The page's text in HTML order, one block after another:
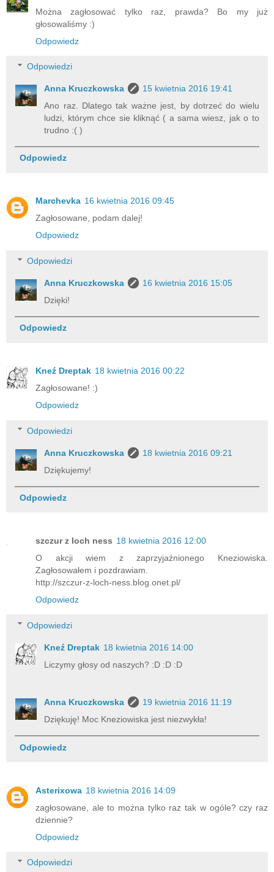
Można zagłosować tylko raz, prawda? Bo my już
głosowaliśmy :)
Odpowiedz
Odpowiedzi
Anna Kruczkowska
15 kwietnia 2016 19:41
Ano raz. Dlatego tak ważne jest, by dotrzeć do wielu
ludzi, którym chce sie kliknąć ( a sama wiesz, jak o to
trudno :( )
Odpowiedz
Marchevka 16 kwietnia 2016 09:45
Zagłosowane, podam dalej!
Odpowiedz
Odpowiedzi
Anna Kruczkowska
16 kwietnia 2016 15:05
Dzięki!
Odpowiedz
Kneź Dreptak 18 kwietnia 2016 00:22
Zagłosowane! :)
Odpowiedz
Odpowiedzi
Anna Kruczkowska
18 kwietnia 2016 09:21
Dziękujemy!
Odpowiedz
szczur z loch ness 18 kwietnia 2016 12:00
O akcji wiem z zaprzyjaźnionego Kneziowiska.
Zagłosowałem i pozdrawiam.
http://szczur-z-loch-ness.blog.onet.pl/
Odpowiedz
Odpowiedzi
Kneź Dreptak 18 kwietnia 2016 14:00
Liczymy głosy od naszych? :D :D :D
Anna Kruczkowska
19 kwietnia 2016 11:19
Dziękuję! Moc Kneziowiska jest niezwykła!
Odpowiedz
Asterixowa 18 kwietnia 2016 14:09
zagłosowane, ale to można tylko raz tak w ogóle? czy raz
dziennie?
Odpowiedz
Odpowiedzi